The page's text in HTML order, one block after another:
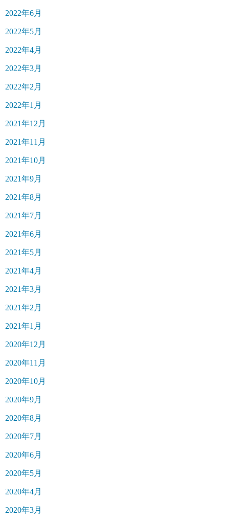
2022年6月
2022年5月
2022年4月
2022年3月
2022年2月
2022年1月
2021年12月
2021年11月
2021年10月
2021年9月
2021年8月
2021年7月
2021年6月
2021年5月
2021年4月
2021年3月
2021年2月
2021年1月
2020年12月
2020年11月
2020年10月
2020年9月
2020年8月
2020年7月
2020年6月
2020年5月
2020年4月
2020年3月